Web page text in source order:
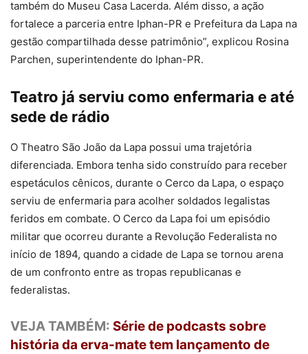
também do Museu Casa Lacerda. Além disso, a ação
fortalece a parceria entre Iphan-PR e Prefeitura da Lapa na
gestão compartilhada desse patrimônio”, explicou Rosina
Parchen, superintendente do Iphan-PR.
Teatro já serviu como enfermaria e até
sede de rádio
O Theatro São João da Lapa possui uma trajetória
diferenciada. Embora tenha sido construído para receber
espetáculos cênicos, durante o Cerco da Lapa, o espaço
serviu de enfermaria para acolher soldados legalistas
feridos em combate. O Cerco da Lapa foi um episódio
militar que ocorreu durante a Revolução Federalista no
início de 1894, quando a cidade de Lapa se tornou arena
de um confronto entre as tropas republicanas e
federalistas.
VEJA TAMBÉM: Série de podcasts sobre
história da erva-mate tem lançamento de